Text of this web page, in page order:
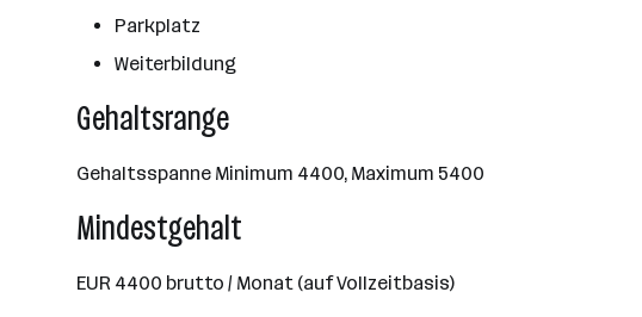
Parkplatz
Weiterbildung
Gehaltsrange
Gehaltsspanne Minimum 4400, Maximum 5400
Mindestgehalt
EUR 4400 brutto / Monat (auf Vollzeitbasis)